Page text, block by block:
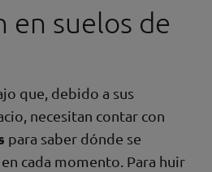
en suelos de
que, debido a sus
necesitan contar con
para saber dónde se
cada momento. Para huir